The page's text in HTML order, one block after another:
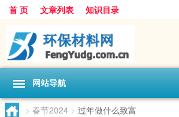
首 页 文章列表 知识目录
网站导航
> 春节2024 > 过年做什么致富